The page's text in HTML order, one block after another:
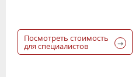
Посмотреть стоимость
для специалистов